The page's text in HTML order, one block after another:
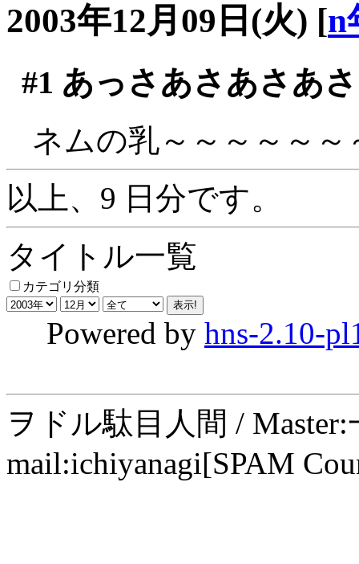
2003年12月09日(火) [n
#1 あっさあさあさあ
ネムの乳～～～～～～
以上、9 日分です。
タイトル一覧
カテゴリ分類
Powered by hns-2.10-
ヲドル駄目人間 /
mail:ichiyanagi[SPAM